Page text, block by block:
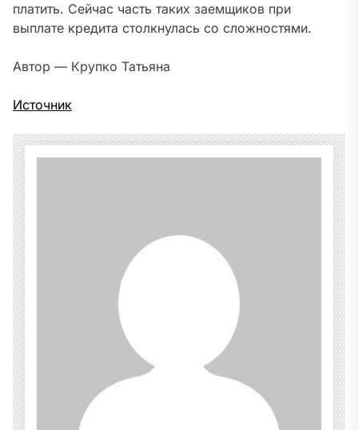
платить. Сейчас часть таких заемщиков при
выплате кредита столкнулась со сложностями.
Автор — Крупко Татьяна
Источник